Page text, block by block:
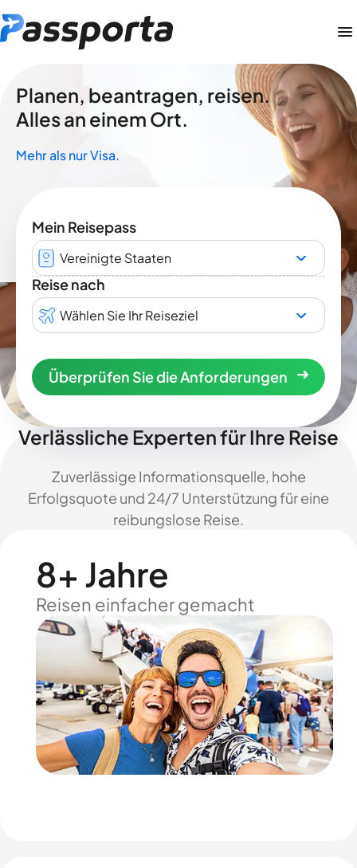
Planen, beantragen, reisen.
Alles an einem Ort.
Mehr als nur Visa.
Mein Reisepass
Vereinigte Staaten
Reise nach
Wählen Sie Ihr Reiseziel
Überprüfen Sie die Anforderungen
Verlässliche Experten für Ihre Reise
Zuverlässige Informationsquelle, hohe
Erfolgsquote und 24/7 Unterstützung für eine
reibungslose Reise.
8+ Jahre
Reisen einfacher gemacht